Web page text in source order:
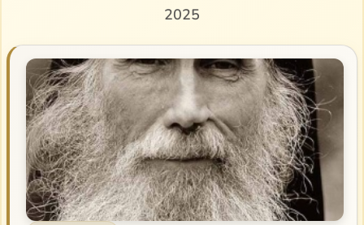
2025